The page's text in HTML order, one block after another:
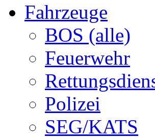
Fahrzeuge
BOS (alle)
Feuerwehr
Polizei
SEG/KATS